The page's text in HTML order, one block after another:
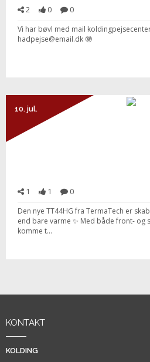
2 0 0
Vi har bøvl med mail
hadpejse@email.dk 🤓
10. jul.
1 1 0
Den nye TT44HG fra TermaTech er
end bare varme ✨ Med både front- og
komme t...
KONTAKT
KOLDING